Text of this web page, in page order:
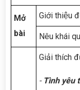
Mở
bài
Giới thiệu
Nêu khái
Giải thích
- Tình yêu